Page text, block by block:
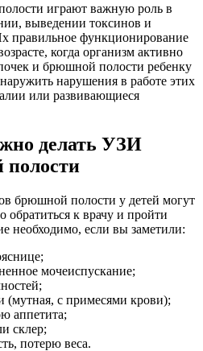
играют важную роль в
выведении токсинов и
правильное функционирование
когда организм активно
и брюшной полости ребенку
нарушения в работе этих
или развивающиеся
делать УЗИ
брюшной полости у детей могут
обратиться к врачу и пройти
необходимо, если вы заметили:
мочеиспускание;
(мутная, с примесями крови);
аппетита;
склер;
потерю веса.